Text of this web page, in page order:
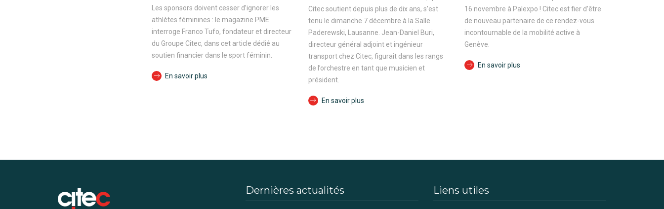
Les sponsors doivent cesser d’ignorer les
athlètes féminines : le magazine PME
interroge Franco Tufo, fondateur et directeur
du Groupe Citec, dans cet article dédié au
soutien financier dans le sport féminin.
En savoir plus
Citec soutient depuis plus de dix ans, s’est
tenu le dimanche 7 décembre à la Salle
Paderewski, Lausanne. Jean-Daniel Buri,
directeur général adjoint et ingénieur
transport chez Citec, figurait dans les rangs
de l’orchestre en tant que musicien et
président.
En savoir plus
16 novembre à Palexpo ! Citec est fier d’être
de nouveau partenaire de ce rendez-vous
incontournable de la mobilité active à
Genève.
En savoir plus
Dernières actualités Liens utiles